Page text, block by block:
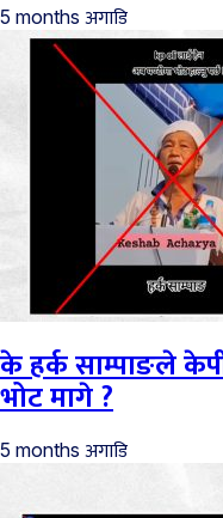
5 months अगाडि
के हर्क साम्पाङले
भोट मागे ?
5 months अगाडि